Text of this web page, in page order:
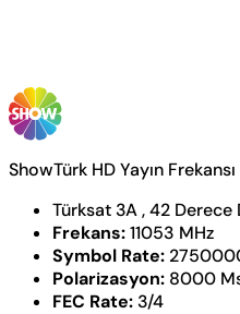
ShowTürk HD Yayın Frekansı
Türksat 3A , 42 Derece
Frekans:11053 MHz
Symbol Rate:
Polarizasyon: 8000
FEC Rate: 3/4